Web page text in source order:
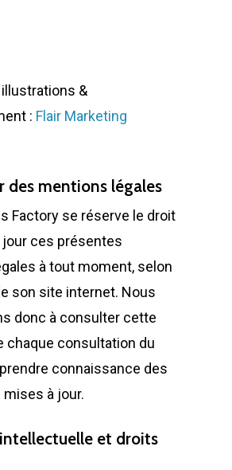
&
: Flair Marketing
des mentions légales
Factory se réserve le droit
ces présentes
à tout moment, selon
son site internet. Nous
donc à consulter cette
chaque consultation du
connaissance des
à jour.
et droits